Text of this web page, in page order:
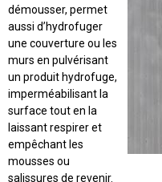
démousser, permet
aussi d’hydrofuger
une couverture ou les
murs en pulvérisant
un produit hydrofuge,
imperméabilisant la
surface tout en la
laissant respirer et
empêchant les
mousses ou
salissures de revenir.